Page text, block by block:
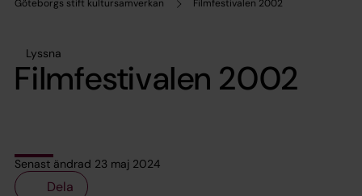
Göteborgs stift kultursamverkan Filmfestivalen 2002
Lyssna
Filmfestivalen 2002
Senast ändrad 23 maj 2024
Dela